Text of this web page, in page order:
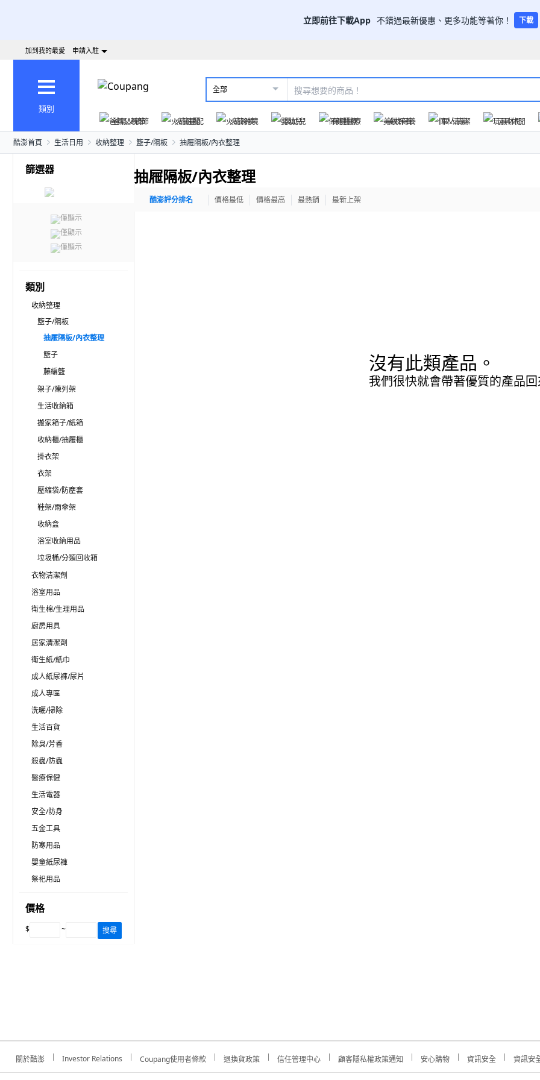
立即前往下載App 不錯過最新優惠、更多功能等著你！ 下載
加到我的最愛 申請入駐
類別
全部
爸氣父親節 火箭速配 火箭跨境 嬰幼兒 保健醫療 美妝保養 個人清潔 玩具休閒
酷澎首頁 生活日用 收納整理 籃子/隔板 抽屜隔板/內衣整理
篩選器
僅顯示
僅顯示
僅顯示
類別
收納整理
籃子/隔板
抽屜隔板/內衣整理
籃子
藤編籃
架子/陳列架
生活收納箱
搬家箱子/紙箱
收納櫃/抽屜櫃
掛衣架
衣架
壓縮袋/防塵套
鞋架/雨傘架
收納盒
浴室收納用品
垃圾桶/分類回收箱
衣物清潔劑
浴室用品
衛生棉/生理用品
廚房用具
居家清潔劑
衛生紙/紙巾
成人紙尿褲/尿片
成人專區
洗曬/掃除
生活百貨
除臭/芳香
殺蟲/防蟲
醫療保健
生活電器
安全/防身
五金工具
防寒用品
嬰童紙尿褲
祭祀用品
價格
$ ~ 搜尋
抽屜隔板/內衣整理
酷澎評分排名 價格最低 價格最高 最熱銷 最新上架
沒有此類產品。
我們很快就會帶著優質的產品
關於酷澎 Investor Relations Coupang使用者條款 退換貨政策 信任管理中心 顧客隱私權政策通知 安心購物 資訊安全 資訊安